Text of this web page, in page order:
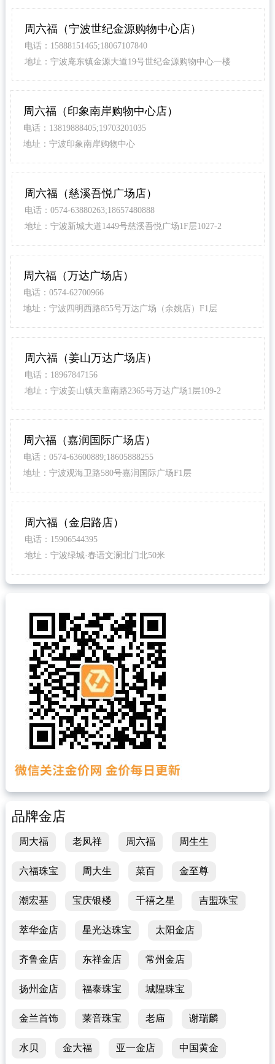
周六福（宁波世纪金源购物中心店）
电话：15888151465;18067107840
地址：宁波庵东镇金源大道19号世纪金源购物中心一楼
周六福（印象南岸购物中心店）
电话：13819888405;19703201035
地址：宁波印象南岸购物中心
周六福（慈溪吾悦广场店）
电话：0574-63880263;18657480888
地址：宁波新城大道1449号慈溪吾悦广场1F层1027-2
周六福（万达广场店）
电话：0574-62700966
地址：宁波四明西路855号万达广场（余姚店）F1层
周六福（姜山万达广场店）
电话：18967847156
地址：宁波姜山镇天童南路2365号万达广场1层109-2
周六福（嘉润国际广场店）
电话：0574-63600889;18605888255
地址：宁波观海卫路580号嘉润国际广场F1层
周六福（金启路店）
电话：15906544395
地址：宁波绿城·春语文澜北门北50米
品牌金店
周大福 老凤祥 周六福 周生生
六福珠宝 周大生 菜百 金至尊
潮宏基 宝庆银楼 千禧之星 吉盟珠宝
萃华金店 星光达珠宝 太阳金店
齐鲁金店 东祥金店 常州金店
扬州金店 福泰珠宝 城隍珠宝
金兰首饰 莱音珠宝 老庙 谢瑞麟
水贝 金大福 亚一金店 中国黄金